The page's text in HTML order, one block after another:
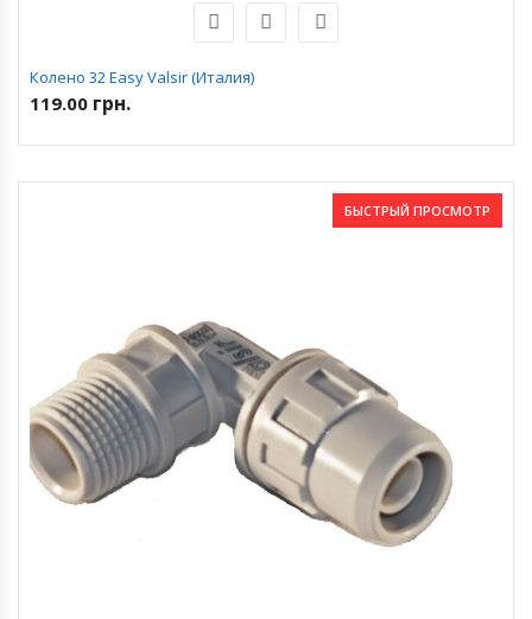
Колено 32 Easy Valsir (Италия)
119.00 грн.
БЫСТРЫЙ ПРОСМОТР